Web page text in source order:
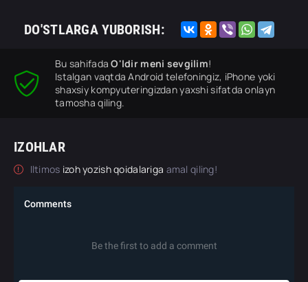
DO'STLARGA YUBORISH:
Bu sahifadaO'ldir meni sevgilim!
Istalgan vaqtda Android telefoningiz, iPhone yoki
shaxsiy kompyuteringizdan yaxshi sifatda onlayn
tamosha qiling.
IZOHLAR
Iltimos izoh yozish qoidalariga amal qiling!